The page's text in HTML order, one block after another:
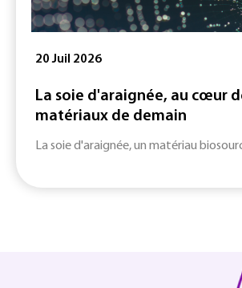
20 Juil 2026
La soie d'araignée, au cœur
matériaux de demain
La soie d'araignée, un matériau